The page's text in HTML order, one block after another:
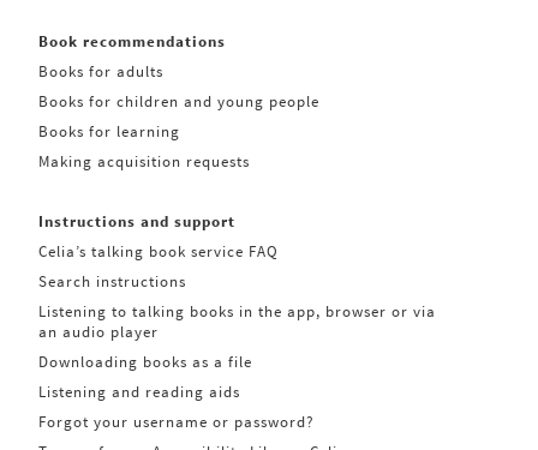
Book recommendations
Books for adults
Books for children and young people
Books for learning
Making acquisition requests
Instructions and support
Celia’s talking book service FAQ
Search instructions
Listening to talking books in the app, browser or via
an audio player
Downloading books as a file
Listening and reading aids
Forgot your username or password?